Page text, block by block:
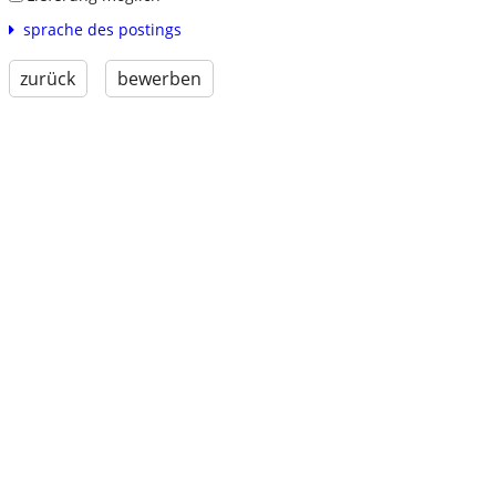
sprache des postings
zurück bewerben